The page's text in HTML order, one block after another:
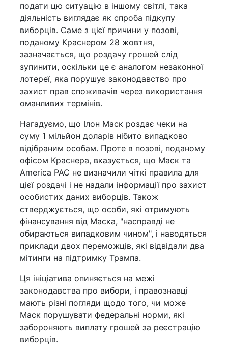
подати цю ситуацію в іншому світлі, така
діяльність виглядає як спроба підкупу
виборців. Саме з цієї причини у позові,
поданому Краснером 28 жовтня,
зазначається, що роздачу грошей слід
зупинити, оскільки це є аналогом незаконної
лотереї, яка порушує законодавство про
захист прав споживачів через використання
оманливих термінів.
Нагадуємо, що Ілон Маск роздає чеки на
суму 1 мільйон доларів нібито випадково
відібраним особам. Проте в позові, поданому
офісом Краснера, вказується, що Маск та
America PAC не визначили чіткі правила для
цієї роздачі і не надали інформації про захист
особистих даних виборців. Також
стверджується, що особи, які отримують
фінансування від Маска, "насправді не
обираються випадковим чином", і наводяться
приклади двох переможців, які відвідали два
мітинги на підтримку Трампа.
Ця ініціатива опиняється на межі
законодавства про вибори, і правознавці
мають різні погляди щодо того, чи може
Маск порушувати федеральні норми, які
забороняють виплату грошей за реєстрацію
виборців.